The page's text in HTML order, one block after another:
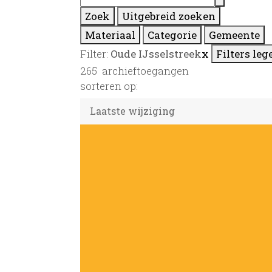
Zoek
Uitgebreid zoeken
Materiaal
Categorie
Gemeente
Filter: Oude IJsselstreekx
Filters
265 archieftoegangen
sorteren op: